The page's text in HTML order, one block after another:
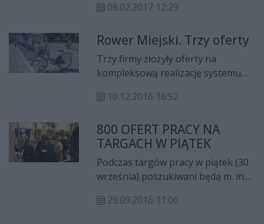
zakończył przyjmowanie ofert.
06.02.2017 12:29
Rower Miejski. Trzy oferty
Trzy firmy złożyły oferty na
kompleksową realizację systemu
Każda z nich proponuje ustawienie
ma się znaleźć minimum 10
rowerów.
10.12.2016 16:52
800 OFERT PRACY NA
TARGACH W PIĄTEK
Podczas targów pracy w piątek (30
września) poszukiwani będą m. in.
maszyn i obrabiarek, kierowcy i
29.09.2016 11:06